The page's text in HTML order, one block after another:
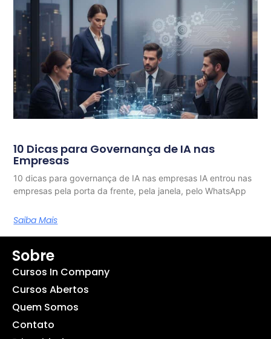
10 Dicas para Governança de IA nas
Empresas
10 dicas para governança de IA nas empresas IA entrou nas
empresas pela porta da frente, pela janela, pelo WhatsApp
Saiba Mais
Sobre
Cursos In Company
Cursos Abertos
Quem Somos
Contato